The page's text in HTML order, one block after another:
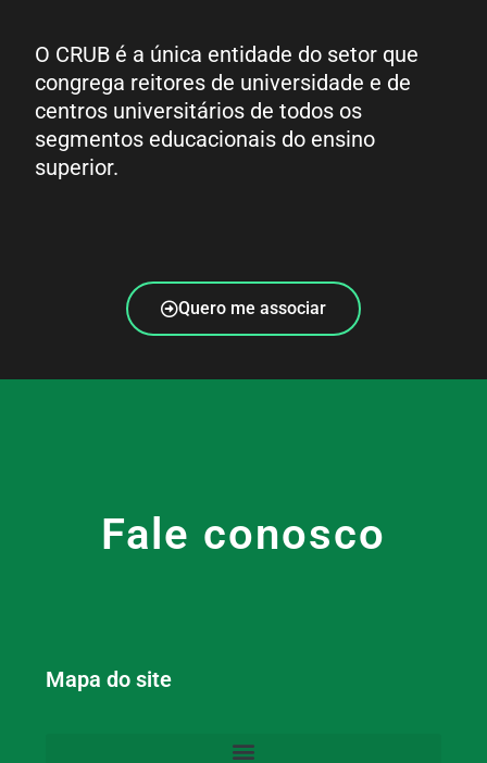
O CRUB é a única entidade do setor que
congrega reitores de universidade e de
centros universitários de todos os
segmentos educacionais do ensino
superior.
Quero me associar
Fale conosco
Mapa do site